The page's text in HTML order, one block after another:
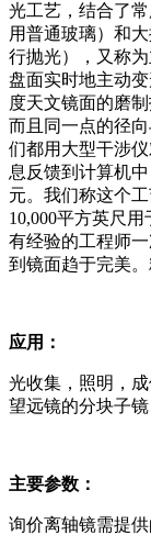
光工艺，结合了
用普通玻璃）和
行抛光），又称
盘面实时地主动
度天文镜面的磨
而且同一点的径
们都用大型干涉
息反馈到计算机
元。我们称这个
10,000平方英尺
有经验的工程师
到镜面趋于完美
应用：
光收集，照明，
望远镜的分块子
主要参数：
询价离轴镜需提供